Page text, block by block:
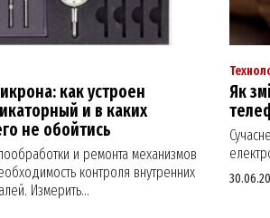
как устроен
и в каких
не обойтись
и ремонта механизмов
контроля внутренних
Измерить...
Як